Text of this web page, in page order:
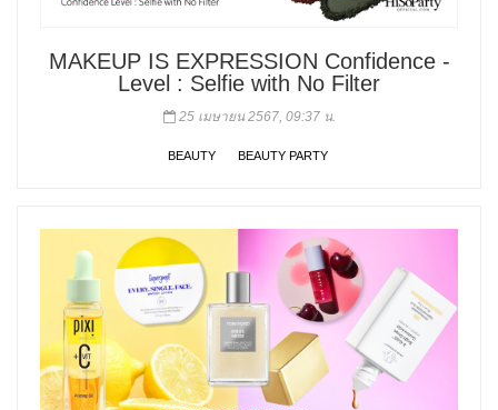
MAKEUP IS EXPRESSION Confidence -
Level : Selfie with No Filter
25 เมษายน 2567, 09:37 น.
BEAUTY BEAUTY PARTY